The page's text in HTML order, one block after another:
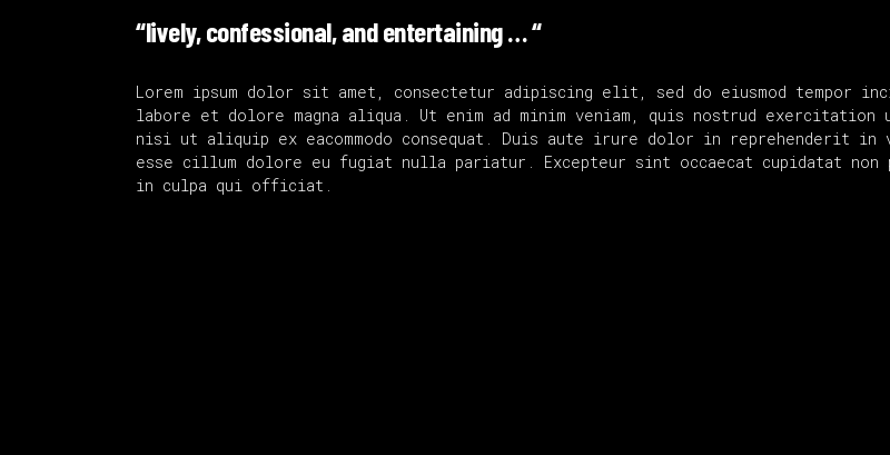
“lively, confessional, and entertaining … “
Lorem ipsum dolor sit amet, consectetur adipiscing elit, sed do eiusmod tempor
labore et dolore magna aliqua. Ut enim ad minim veniam, quis nostrud exercitation
nisi ut aliquip ex eacommodo consequat. Duis aute irure dolor in reprehenderit
esse cillum dolore eu fugiat nulla pariatur. Excepteur sint occaecat cupidatat non
in culpa qui officiat.